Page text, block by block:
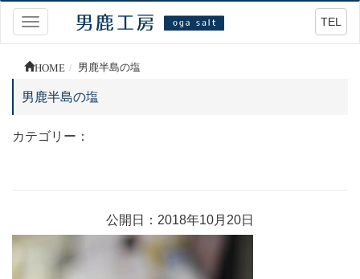
Toggle
navigation
TEL
HOME 男鹿半島の塩
男鹿半島の塩
カテゴリー：
公開日：2018年10月20日